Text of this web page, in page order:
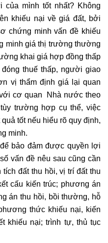
mình tốt nhất? Không
khiếu nại về giá đất, bởi
chứng minh vấn đề khiếu
minh giá thị trường thường
khai giá hợp đồng thấp
thuế thấp, người giao
vị thẩm định giá lại quan
cơ quan Nhà nước theo
trường hợp cụ thể, việc
tốt nếu hiểu rõ quy định,
minh.
bảo đảm được quyền lợi
vấn đề nêu sau cũng cần
đất thu hồi, vị trí đất thu
cấu kiến trúc; phương án
án thu hồi, bồi thường, hỗ
thức khiếu nại, kiến
khiếu nại; trình tự, thủ tục